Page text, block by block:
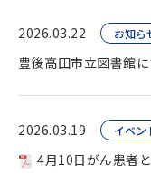
2026.03.22 お知ら
豊後高田市立図書館
2026.03.19 イベン
4月10日がん患者